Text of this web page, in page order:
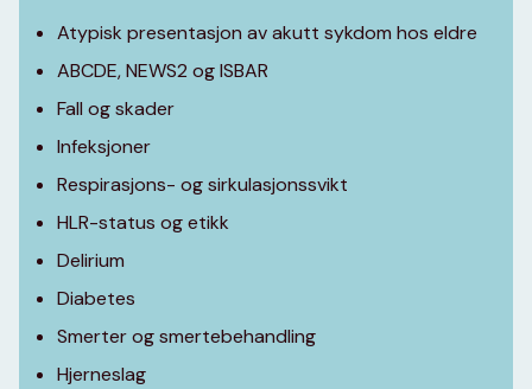
Atypisk presentasjon av akutt sykdom hos eldre
ABCDE, NEWS2 og ISBAR
Fall og skader
Infeksjoner
Respirasjons- og sirkulasjonssvikt
HLR-status og etikk
Delirium
Diabetes
Smerter og smertebehandling
Hjerneslag